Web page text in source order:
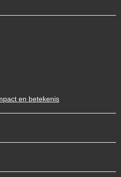
en betekenis